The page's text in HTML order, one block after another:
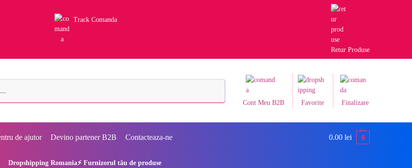
Track Comanda
Retur Produse
Cont Meu B2B Favorite Finalizare
de ajutor Devino partener B2B Contacteaza-ne 0.00 lei 0
Dropshipping Romania⚡ Furnizorul tău de produse